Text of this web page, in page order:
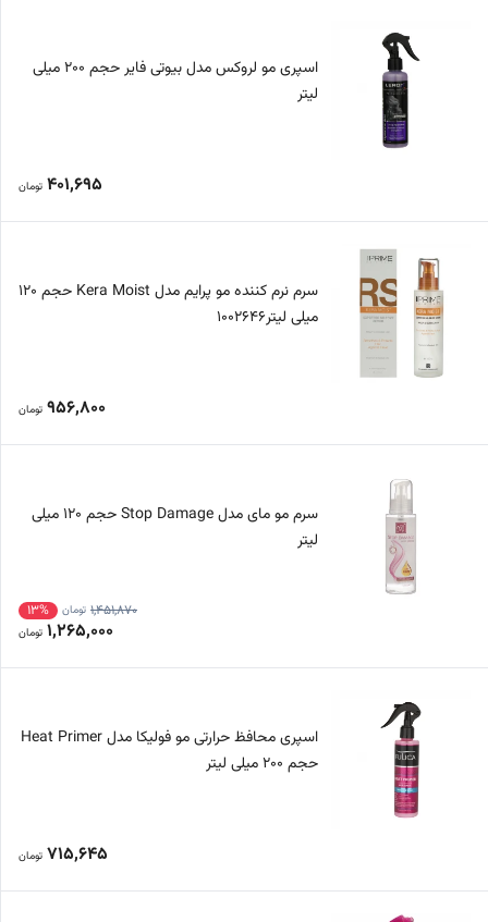
اسپری مو لروکس مدل بیوتی فایر حجم 200 میلی
لیتر
401,695 تومان
سرم نرم کننده مو پرایم مدل Kera Moist حجم 120
میلی لیتر1002646
956,800 تومان
سرم مو مای مدل Stop Damage حجم 120 میلی
لیتر
1,451,870 تومان 13%
1,265,000 تومان
اسپری محافظ حرارتی مو فولیکا مدل Heat Primer
حجم 200 میلی لیتر
715,645 تومان